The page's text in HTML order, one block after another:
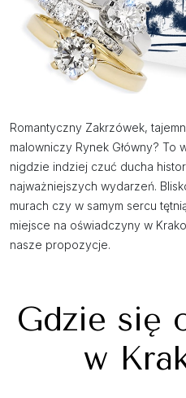
Romantyczny Zakrzówek,
malowniczy Rynek Główny? To
nigdzie indziej czuć ducha
najważniejszych wydarzeń.
murach czy w samym sercu
miejsce na oświadczyny w
nasze propozycje.
Gdzie się
w